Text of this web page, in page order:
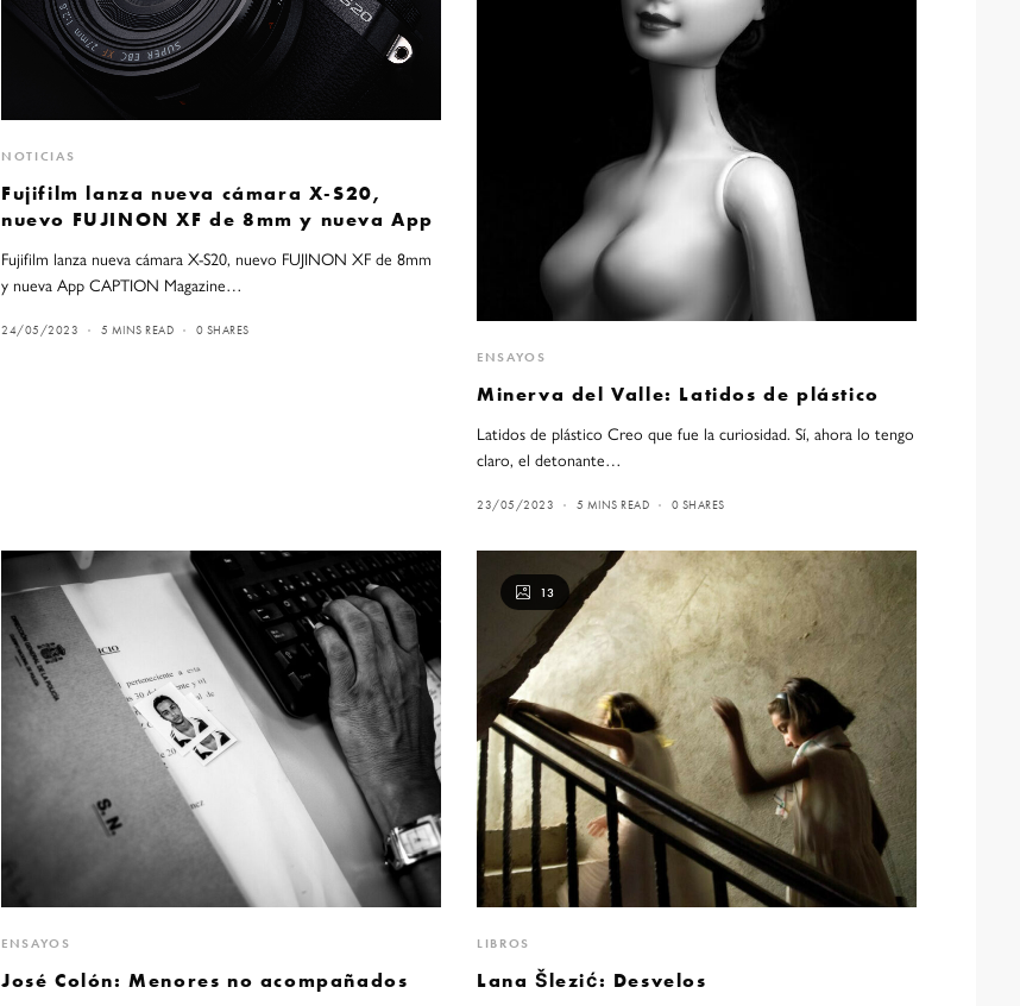
NOTICIAS
Fujifilm lanza nueva cámara X-S20,
nuevo FUJINON XF de 8mm y nueva App
Fujifilm lanza nueva cámara X-S20, nuevo FUJINON XF de 8mm
y nueva App CAPTION Magazine…
24/05/2023 5 MINS READ 0 SHARES
ENSAYOS
Minerva del Valle: Latidos de plástico
Latidos de plástico Creo que fue la curiosidad. Sí, ahora lo tengo
claro, el detonante…
23/05/2023 5 MINS READ 0 SHARES
ENSAYOS
José Colón: Menores no acompañados
13
LIBROS
Lana Šlezić: Desvelos